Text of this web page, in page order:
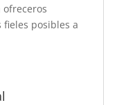
fieles posibles a